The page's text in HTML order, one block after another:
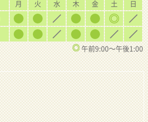
月 火 水 木 金 土
日
午前9:00〜午後1:00